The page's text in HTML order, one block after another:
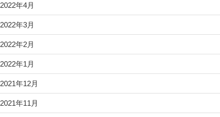
2022年4月
2022年3月
2022年2月
2022年1月
2021年12月
2021年11月